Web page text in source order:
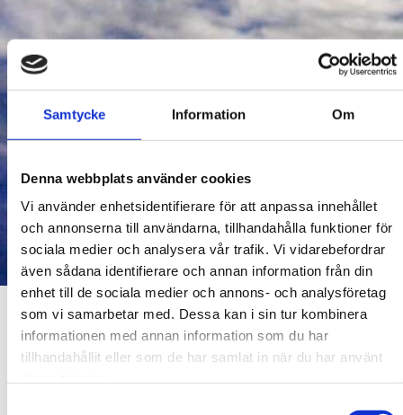
Samtycke Information Om
Denna webbplats använder cookies
Vi använder enhetsidentifierare för att anpassa innehållet
och annonserna till användarna, tillhandahålla funktioner för
sociala medier och analysera vår trafik. Vi vidarebefordrar
även sådana identifierare och annan information från din
enhet till de sociala medier och annons- och analysföretag
som vi samarbetar med. Dessa kan i sin tur kombinera
informationen med annan information som du har
tillhandahållit eller som de har samlat in när du har använt
MEET IN TROLLHÄTTAN / ANKI CARLSSON
SFKF HÖSTMÖTE
2025